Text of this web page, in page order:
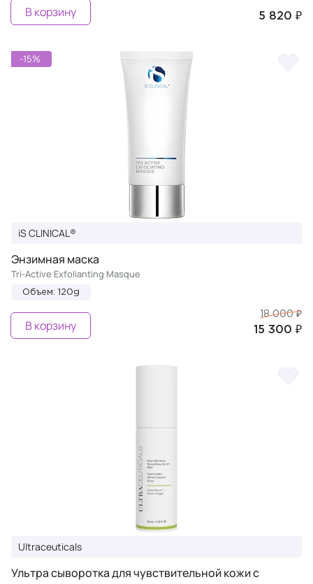
5 820 ₽
В корзину
-15%
iS CLINICAL®
Энзимная маска
Tri-Active Exfolianting Masque
Объем: 120g
18 000 ₽
15 300 ₽
В корзину
Ultraceuticals
Ультра сыворотка для чувствительной кожи с